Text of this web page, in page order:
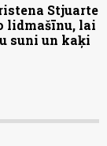
Stjuarte
lidmašīnu, lai
suni un kaķi